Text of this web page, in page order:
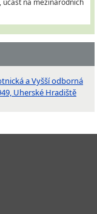
účast na mezinárodních
a Vyšší odborná
Uherské Hradiště